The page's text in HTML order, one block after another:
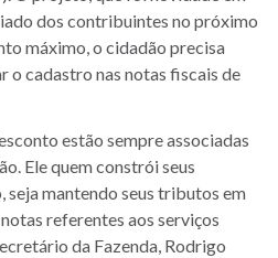
dos contribuintes no próximo
máximo, o cidadão precisa
o cadastro nas notas fiscais de
estão sempre associadas
Ele quem constrói seus
seja mantendo seus tributos em
referentes aos serviços
da Fazenda, Rodrigo